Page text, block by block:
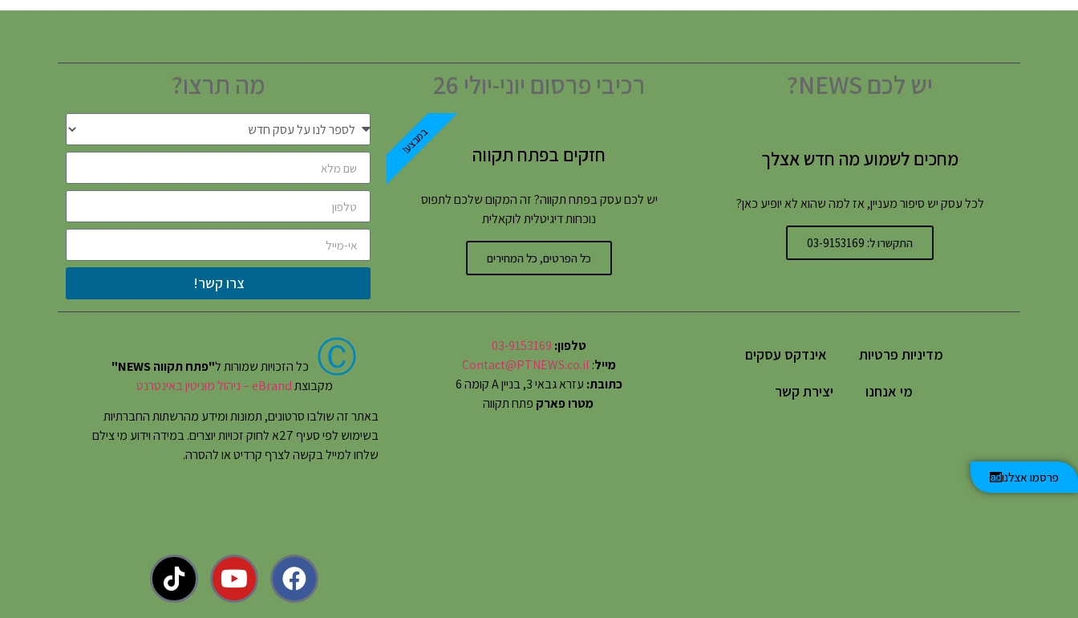
פרסמו אצלנו
יש לכם NEWS?
מחכים לשמוע מה חדש אצלך
לכל עסק יש סיפור מעניין, אז למה שהוא לא יופיע כאן?
התקשרו ל: 03-9153169
רכיבי פרסום יוני-יולי 26
חזקים בפתח תקווה
יש לכם עסק בפתח תקווה? זה המקום שלכם לתפוס
נוכחות דיגיטלית לוקאלית
כל הפרטים, כל המחירים
במבצע!
מה תרצו?
צרו קשר!
מדיניות פרטיות
אינדקס עסקים
מי אנחנו
יצירת קשר
טלפון: 03-9153169
מייל:
Contact@PTNEWS.co.il
כתובת: עזרא גבאי 3, בניין A קומה 6
מטרו פארק פתח תקווה
Ⓒ כל הזכויות שמורות ל"פתח תקווה NEWS"
מקבוצתeBrand – ניהול מוניטין באינטרנט
באתר זה שולבו סרטונים, תמונות ומידע מהרשתות החברתיות
בשימוש לפי סעיף 27א לחוק זכויות יוצרים. במידה וידוע מי צילם
שלחו למייל בקשה לצרף קרדיט או להסרה.